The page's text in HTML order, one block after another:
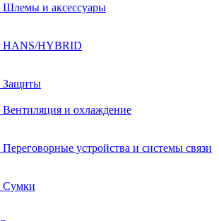
Шлемы и аксессуары
HANS/HYBRID
Защиты
Вентиляция и охлаждение
Переговорные устройства и системы связи
Сумки